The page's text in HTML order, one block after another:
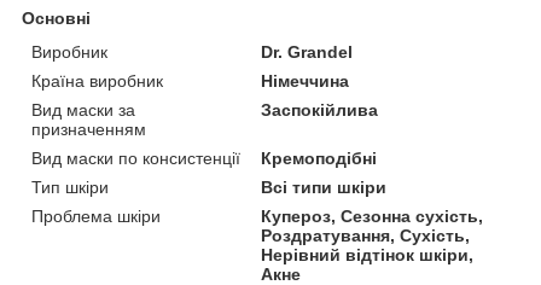
Основні
Виробник
Dr. Grandel
Країна виробник
Німеччина
Вид маски за
призначенням
Заспокійлива
Вид маски по консистенції
Кремоподібні
Тип шкіри
Всі типи шкіри
Проблема шкіри
Купероз, Сезонна сухість,
Роздратування, Сухість,
Нерівний відтінок шкіри,
Акне